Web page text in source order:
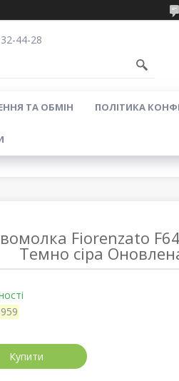
44-28
ТА ОБМІН ПОЛІТИКА
Fiorenzato
Темно сіра
Купити